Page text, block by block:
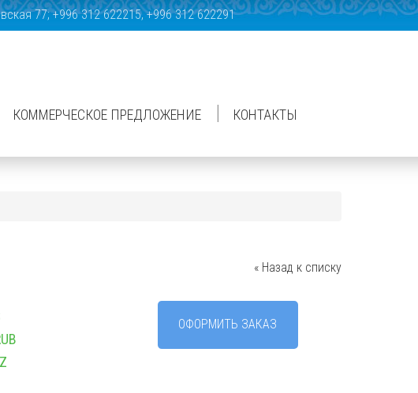
77; +996 312 622215, +996 312 622291
КОММЕРЧЕСКОЕ ПРЕДЛОЖЕНИЕ | КОНТАКТЫ
« Назад к списку
ОФОРМИТЬ ЗАКАЗ